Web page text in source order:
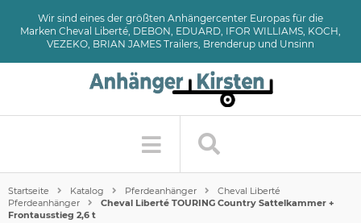
Wir sind eines der größten Anhängercenter Europas für die
Marken Cheval Liberté, DEBON, EDUARD, IFOR WILLIAMS, KOCH,
VEZEKO, BRIAN JAMES Trailers, Brenderup und Unsinn
Startseite Katalog Pferdeanhänger
Cheval Liberté
Pferdeanhänger
Cheval Liberté TOURING Country Sattelkammer +
Frontausstieg 2,6 t